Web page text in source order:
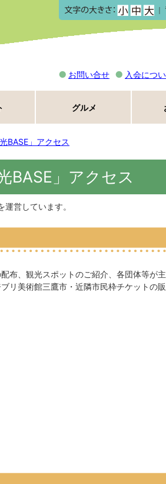
｜
お問い合せ 入会につ
グルメ
BASE」アクセス
BASE」アクセス
営しています。
布、観光スポットのご紹介、各団体等が主
リ美術館三鷹市・近隣市民枠チケットの販